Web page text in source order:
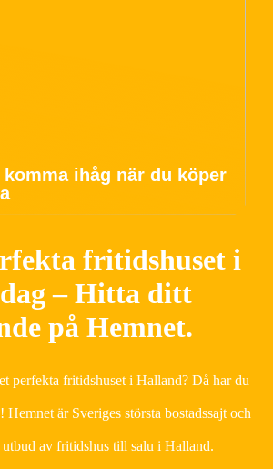
ihåg när du köper
fritidshuset i
– Hitta ditt
på Hemnet.
perfekta fritidshuset i Halland? Då har du
är Sveriges största bostadssajt och
av fritidshus till salu i Halland.